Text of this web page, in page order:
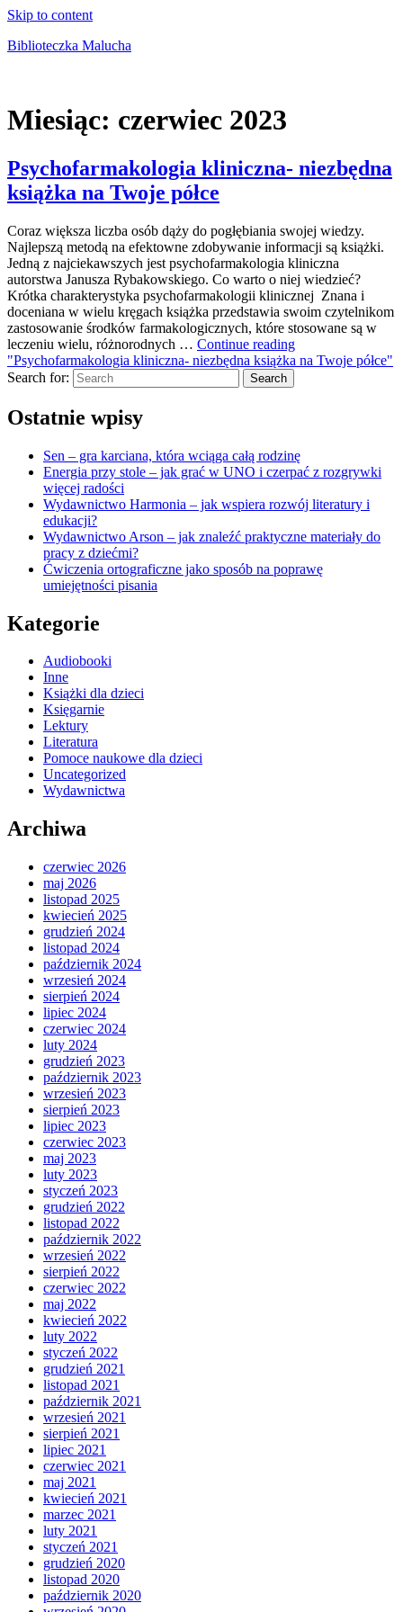
Skip to content
Biblioteczka Malucha
Miesiąc: czerwiec 2023
Psychofarmakologia kliniczna- niezbędna
książka na Twoje półce
Coraz większa liczba osób dąży do pogłębiania swojej wiedzy.
Najlepszą metodą na efektowne zdobywanie informacji są książki.
Jedną z najciekawszych jest psychofarmakologia kliniczna
autorstwa Janusza Rybakowskiego. Co warto o niej wiedzieć?
Krótka charakterystyka psychofarmakologii klinicznej Znana i
doceniana w wielu kręgach książka przedstawia swoim czytelnikom
zastosowanie środków farmakologicznych, które stosowane są w
leczeniu wielu, różnorodnych … Continue reading
"Psychofarmakologia kliniczna- niezbędna książka na Twoje półce"
Search for:
Search
Ostatnie wpisy
Sen – gra karciana, która wciąga całą rodzinę
Energia przy stole – jak grać w UNO i czerpać z rozgrywki
więcej radości
Wydawnictwo Harmonia – jak wspiera rozwój literatury i
edukacji?
Wydawnictwo Arson – jak znaleźć praktyczne materiały do
pracy z dziećmi?
Ćwiczenia ortograficzne jako sposób na poprawę
umiejętności pisania
Kategorie
Audiobooki
Inne
Książki dla dzieci
Księgarnie
Lektury
Literatura
Pomoce naukowe dla dzieci
Uncategorized
Wydawnictwa
Archiwa
czerwiec 2026
maj 2026
listopad 2025
kwiecień 2025
grudzień 2024
listopad 2024
październik 2024
wrzesień 2024
sierpień 2024
lipiec 2024
czerwiec 2024
luty 2024
grudzień 2023
październik 2023
wrzesień 2023
sierpień 2023
lipiec 2023
czerwiec 2023
maj 2023
luty 2023
styczeń 2023
grudzień 2022
listopad 2022
październik 2022
wrzesień 2022
sierpień 2022
czerwiec 2022
maj 2022
kwiecień 2022
luty 2022
styczeń 2022
grudzień 2021
listopad 2021
październik 2021
wrzesień 2021
sierpień 2021
lipiec 2021
czerwiec 2021
maj 2021
kwiecień 2021
marzec 2021
luty 2021
styczeń 2021
grudzień 2020
listopad 2020
październik 2020